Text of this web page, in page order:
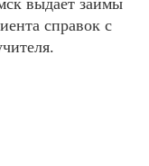
выдает займы
справок с